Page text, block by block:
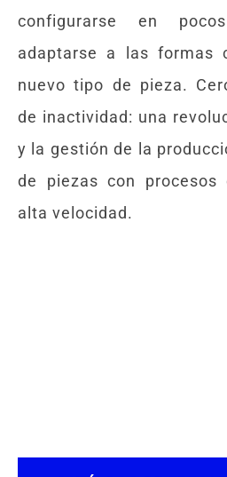
configurarse en
adaptarse a las formas
nuevo tipo de pieza.
de inactividad: una
y la gestión de la
de piezas con procesos
alta velocidad.